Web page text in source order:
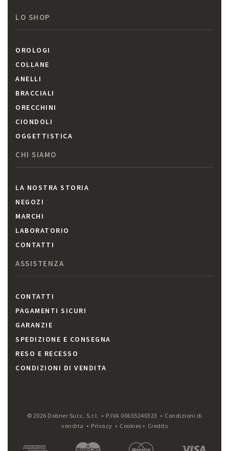
LO SHOP
OROLOGI
COLLANE
ANELLI
BRACCIALI
ORECCHINI
CIONDOLI
OGGETTISTICA
CHI SIAMO
LA NOSTRA STORIA
NEGOZI
MARCHI
LABORATORIO
CONTATTI
ASSISTENZA
CONTATTI
PAGAMENTI SICURI
GARANZIE
SPEDIZIONE E CONSEGNA
RESO E RECESSO
CONDIZIONI DI VENDITA
© 2026 Dobner Succ. S.r.l. • P.IVA 00655240323 • Condizioni di
vendita • Privacy • Cookies • Credits